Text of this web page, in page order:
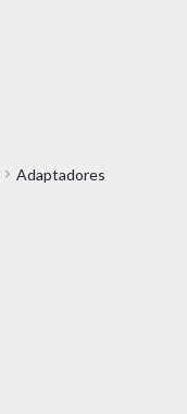
Adaptadores